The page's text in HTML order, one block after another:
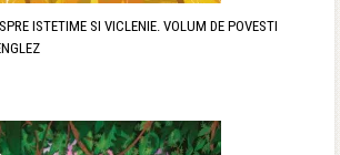
ISTETIME SI VICLENIE. VOLUM DE POVESTI